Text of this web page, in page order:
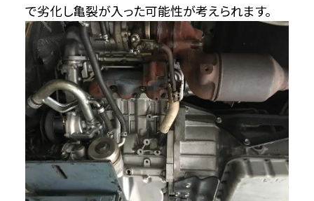
で劣化し亀裂が入った可能性が考えられます。